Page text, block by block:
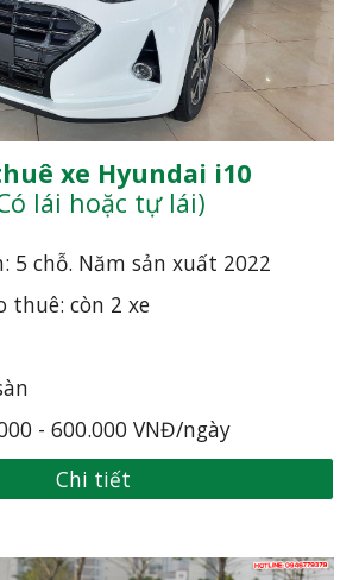
xe Hyundai i10
lái hoặc tự lái)
5 chỗ. Năm sản xuất 2022
thuê: còn 2 xe
- 600.000 VNĐ/ngày
Chi tiết